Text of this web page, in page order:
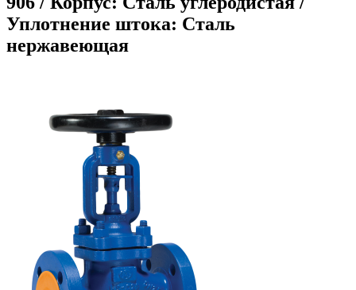
Уплотнение штока: Сталь
нержавеющая